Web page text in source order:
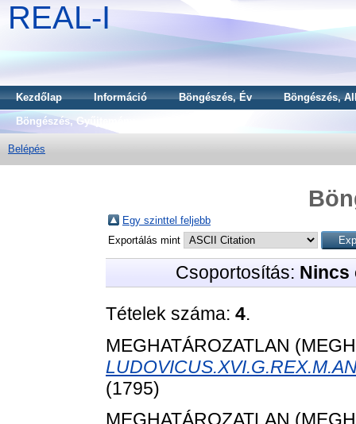
REAL-I
Kezdőlap Információ Böngészés, Év
Böngészés,
Böngészés, Gyűjtemény
Belépés
Egy szinttel feljebb
Exportálás mint
Csoportosítás: Nincs
Tételek száma: 4.
MEGHATÁROZATLAN
(1795)
MEGHATÁROZATLAN